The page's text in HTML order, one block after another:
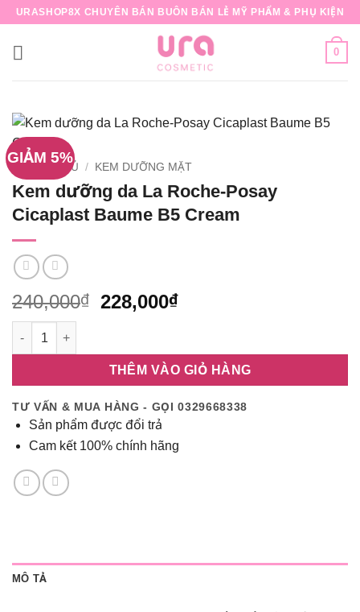
nội
URASHOP8X CHUYÊN BÁN BUÔN BÁN LẺ MỸ PHẨM & PHỤ KIỆN
0
GIẢM 5%
TRANG CHỦ / KEM DƯỠNG MẶT
Kem dưỡng da La Roche-Posay
Cicaplast Baume B5 Cream
240,000₫
Giá
240,000₫.
228,000₫Giá
là:
228,000₫.
Kem dưỡng da La Roche-Posay Cicaplast Baume B5 Cream
THÊM VÀO GIỎ HÀNG
TƯ VẤN & MUA HÀNG - GỌI 0329668338
Sản phẩm được đổi trả
Cam kết 100% chính hãng
MÔ TẢ